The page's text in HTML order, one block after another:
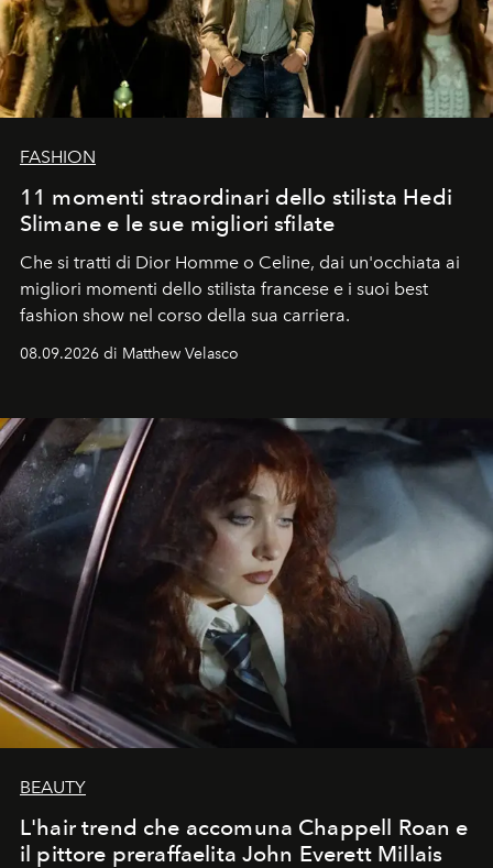
FASHION
11 momenti straordinari dello stilista Hedi
Slimane e le sue migliori sfilate
Che si tratti di Dior Homme o Celine, dai un'occhiata ai
migliori momenti dello stilista francese e i suoi best
fashion show nel corso della sua carriera.
08.09.2026 di Matthew Velasco
BEAUTY
L'hair trend che accomuna Chappell Roan e
il pittore preraffaelita John Everett Millais